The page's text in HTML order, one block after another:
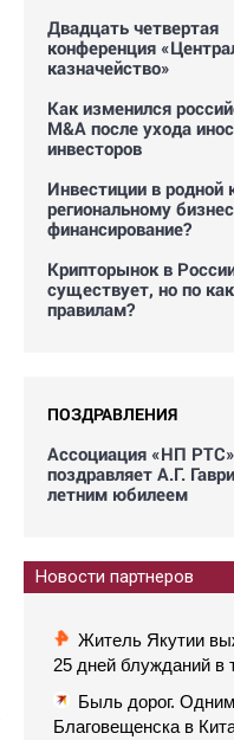
Двадцать четвертая
конференция
казначейство»
Как изменился
M&A после ухода
инвесторов
Инвестиции в родной
региональному
финансирование?
Крипторынок в
существует, но по
правилам?
ПОЗДРАВЛЕНИЯ
Ассоциация «НП РТС»
поздравляет А.Г.
летним юбилеем
Новости партнеров
Житель Якутии
25 дней блужданий в
Быль дорог.
Благовещенска в